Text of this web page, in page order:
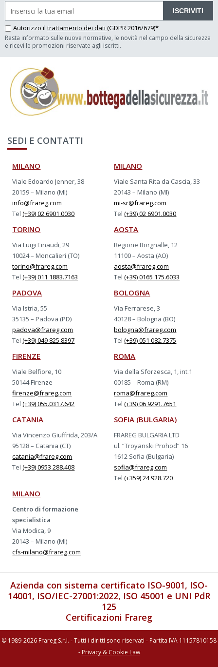
ISCRIVITI
Autorizzo il trattamento dei dati (GDPR 2016/679)*
Resta informato sulle nuove normative, le novità nel campo della sicurezza
e ricevi le promozioni riservate agli iscritti.
SEDI E CONTATTI
MILANO
Viale Edoardo Jenner, 38
20159 – Milano (MI)
info@frareg.com
Tel(+39) 02 6901.0030
MILANO
Viale Santa Rita da Cascia, 33
20143 – Milano (MI)
mi-sr@frareg.com
Tel(+39) 02 6901.0030
TORINO
Via Luigi Einaudi, 29
10024 – Moncalieri (TO)
torino@frareg.com
Tel(+39) 011 1883.7163
AOSTA
Regione Borgnalle, 12
11100 – Aosta (AO)
aosta@frareg.com
Tel(+39) 0165 175.6033
PADOVA
Via Istria, 55
35135 – Padova (PD)
padova@frareg.com
Tel(+39) 049 825.8397
BOLOGNA
Via Ferrarese, 3
40128 – Bologna (BO)
bologna@frareg.com
Tel(+39) 051 082.7375
FIRENZE
Viale Belfiore, 10
50144 Firenze
firenze@frareg.com
Tel(+39) 055.0317.642
ROMA
Via della Sforzesca, 1, int.1
00185 – Roma (RM)
roma@frareg.com
Tel(+39) 06 9291.7651
CATANIA
Via Vincenzo Giuffrida, 203/A
95128 – Catania (CT)
catania@frareg.com
Tel(+39) 0953 288.408
SOFIA (BULGARIA)
FRAREG BULGARIA LTD
ul. “Troyanski Prohod” 16
1612 Sofia (Bulgaria)
sofia@frareg.com
Tel(+359) 24 928.720
MILANO
Centro di formazione
specialistica
Via Modica, 9
20143 – Milano (MI)
cfs-milano@frareg.com
Azienda con sistema certificato ISO-9001, ISO-
14001, ISO/IEC-27001:2022, ISO 45001 e UNI PdR
125
Certificazioni Frareg
© 1989-2026 Frareg S.r.l. - Tutti i diritti sono riservati - Partita IVA 11157810158
- Privacy & Cookie Law